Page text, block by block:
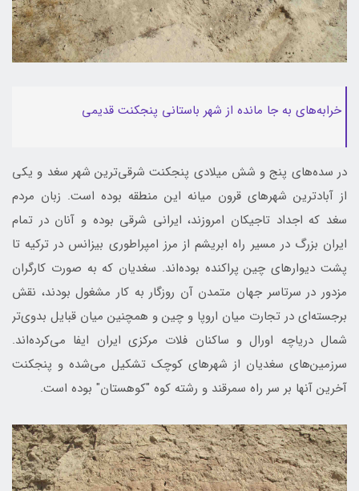
خرابه‌های به جا مانده از شهر باستانی پنجکنت قدیمی
در سده‌های پنج و شش میلادی پنجکنت شرقی‌ترین شهر سغد و یکی
از آبادترین شهرهای قرون میانه این منطقه بوده است. زبان مردم
سغد که اجداد تاجیکان امروزند، ایرانی شرقی بوده و آنان در تمام
ایران بزرگ در مسیر راه ابریشم از مرز امپراطوری بیزانس در ترکیه تا
پشت دیوار‌های چین پراکنده بوده‌اند. سغدیان که به صورت کارگران
مزدور در سرتاسر جهان متمدن آن روزگار به کار مشغول بودند، نقش
برجسته‌ای در تجارت میان اروپا و چین و همچنین میان قبایل بدوی‌تر
شمال دریاچه اورال و ساکنان فلات مرکزی ایران ایفا می‌کرده‌اند.
سرزمین‌های سغدیان از شهرهای کوچک تشکیل می‌شده و پنجکنت
آخرین آنها بر سر راه سمرقند و رشته کوه "کوهستان" بوده است.